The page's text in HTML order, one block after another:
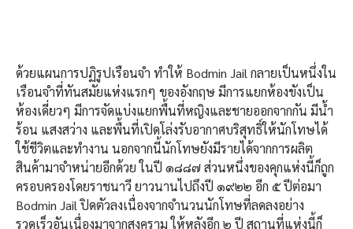
ด้วยแผนการปฏิรูปเรือนจำ ทำให้ Bodmin Jail กลายเป็นหนึ่งใน
เรือนจำที่ทันสมัยแห่งแรกๆ ของอังกฤษ มีการแยกห้องขังเป็น
ห้องเดี่ยวๆ มีการจัดแบ่งแยกพื้นที่หญิงและชายออกจากกัน มีน้ำ
ร้อน แสงสว่าง และพื้นที่เปิดโล่งรับอากาศบริสุทธิ์ให้นักโทษได้
ใช้ชีวิตและทำงาน นอกจากนี้นักโทษยังมีรายได้จากการผลิต
สินค้ามาจำหน่ายอีกด้วย ในปี ๑๘๘๗ ส่วนหนึ่งของคุกแห่งนี้ก็ถูก
ครอบครองโดยราชนาวี ยาวนานไปถึงปี ๑๙๒๒ อีก ๕ ปีต่อมา
Bodmin Jail ปิดตัวลงเนื่องจากจำนวนนักโทษที่ลดลงอย่าง
รวดเร็วอันเนื่องมาจากสงคราม ให้หลังอีก ๒ ปี สถานที่แห่งนี้ก็